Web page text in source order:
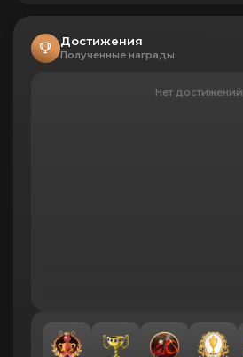
Достижения
Полученные награды
Нет достижений